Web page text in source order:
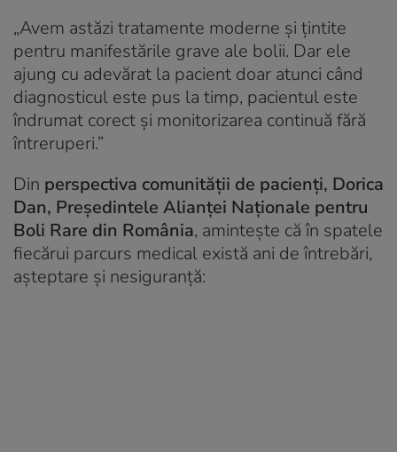
„Avem astăzi tratamente moderne și țintite
pentru manifestările grave ale bolii. Dar ele
ajung cu adevărat la pacient doar atunci când
diagnosticul este pus la timp, pacientul este
îndrumat corect și monitorizarea continuă fără
întreruperi.”
Din perspectiva comunității de pacienți, Dorica
Dan, Președintele Alianței Naționale pentru
Boli Rare din România, amintește că în spatele
fiecărui parcurs medical există ani de întrebări,
așteptare și nesiguranță: